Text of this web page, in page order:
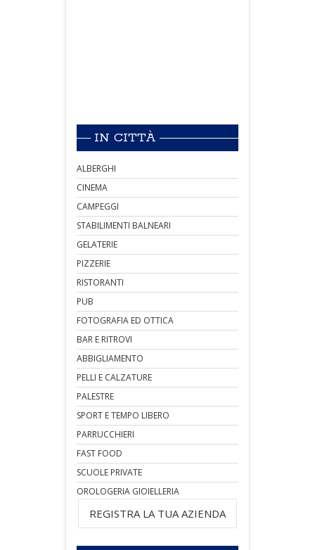
IN CITTÀ
ALBERGHI
CINEMA
CAMPEGGI
STABILIMENTI BALNEARI
GELATERIE
PIZZERIE
RISTORANTI
PUB
FOTOGRAFIA ED OTTICA
BAR E RITROVI
ABBIGLIAMENTO
PELLI E CALZATURE
PALESTRE
SPORT E TEMPO LIBERO
PARRUCCHIERI
FAST FOOD
SCUOLE PRIVATE
OROLOGERIA GIOIELLERIA
REGISTRA LA TUA AZIENDA